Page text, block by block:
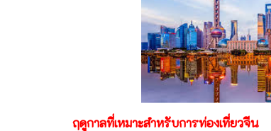
ฤดูกาลที่เหมาะสำหรับการท่องเที่ยวจีน